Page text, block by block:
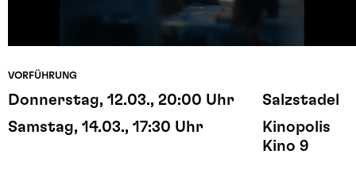
VORFÜHRUNG
Donnerstag, 12.03., 20:00 Uhr
Salzstadel
Samstag, 14.03., 17:30 Uhr
Kinopolis
Kino 9